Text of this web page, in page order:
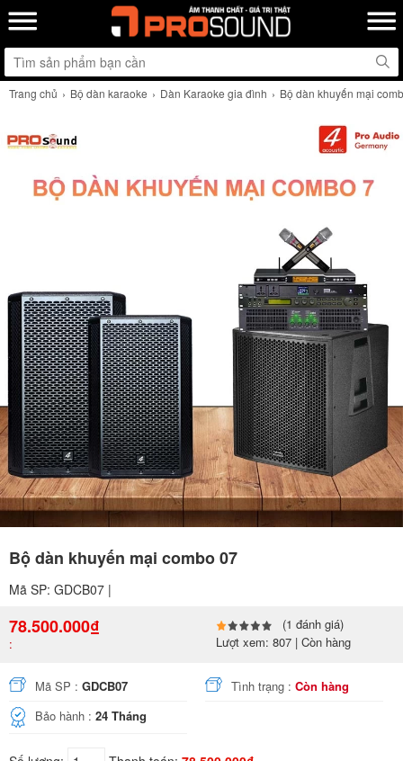
Trang chủ Bộ dàn karaoke Dàn Karaoke gia đình Bộ dàn khuyến mại
Bộ dàn khuyến mại combo 07
Mã SP: GDCB07 |
78.500.000₫
:
(1 đánh giá)
Lượt xem: 807 | Còn hàng
Mã SP : GDCB07 Tình trạng :Còn hàng
Bảo hành : 24 Tháng